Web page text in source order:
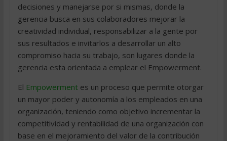
decisiones y manejarse por si mismas, donde la
gerencia busca en sus colaboradores mejorar la
creatividad individual, responsabilizar a la gente por
sus resultados e invitarlos a desarrollar un alto
compromiso hacia su trabajo, son lugares donde la
gerencia esta orientada a emplear el Empowerment.
El Empowermentes un proceso que permite otorgar
un mayor poder y autonomía a los empleados en una
organización, teniendo como objetivo incrementar la
competitividad y rentabilidad de una organización con
base en el mejoramiento del valor de la contribución